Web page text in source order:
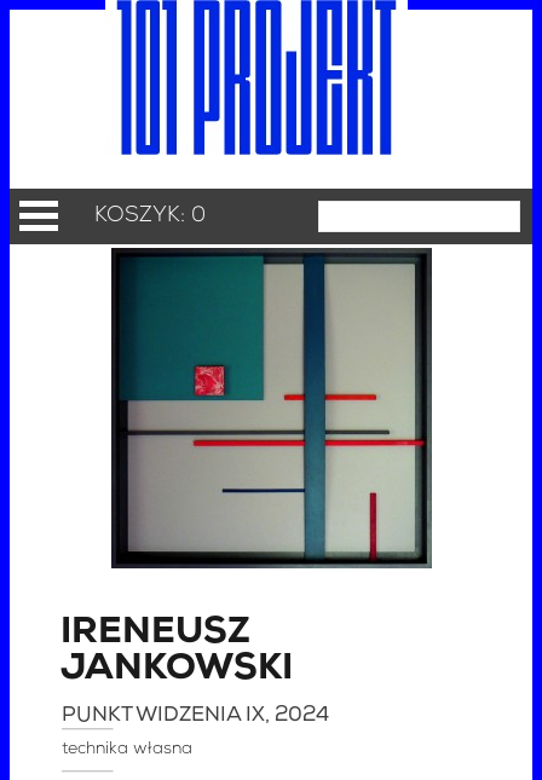
KOSZYK: 0
IRENEUSZ
JANKOWSKI
PUNKT WIDZENIA IX, 2024
technika własna